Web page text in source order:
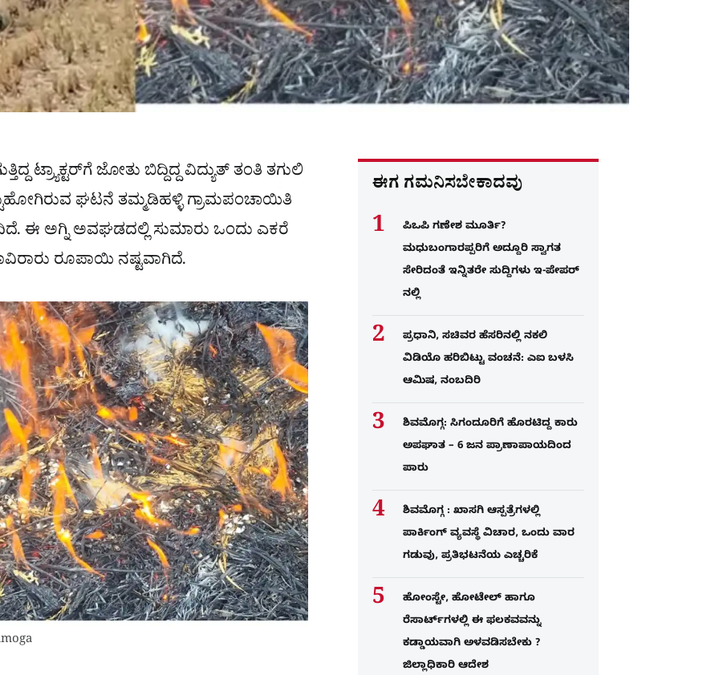
ಟ್ರ್ಯಾಕ್ಟರ್‌ಗೆ ಜೋತು ಬಿದ್ದಿದ್ದ ವಿದ್ಯುತ್ ತಂತಿ ತಗುಲಿ
ಘಟನೆ ತಮ್ಮಡಿಹಳ್ಳಿ ಗ್ರಾಮಪಂಚಾಯಿತಿ
ಈ ಅಗ್ನಿ ಅವಘಡದಲ್ಲಿ ಸುಮಾರು ಒಂದು ಎಕರೆ
ರೂಪಾಯಿ ನಷ್ಟವಾಗಿದೆ.
ಈಗ ಗಮನಿಸಬೇಕಾದವು
ಪಿಒಪಿ ಗಣೇಶ ಮೂರ್ತಿ?
ಮಧುಬಂಗಾರಪ್ಪರಿಗೆ ಅದ್ದೂರಿ ಸ್ವಾಗತ
ಸೇರಿದಂತೆ ಇನ್ನಿತರೇ ಸುದ್ದಿಗಳು ಇ-ಪೇಪರ್​
ನಲ್ಲಿ
ಪ್ರಧಾನಿ, ಸಚಿವರ ಹೆಸರಿನಲ್ಲಿ ನಕಲಿ
ವಿಡಿಯೊ ಹರಿಬಿಟ್ಟು ವಂಚನೆ: ಎಐ ಬಳಸಿ
ಆಮಿಷ, ನಂಬದಿರಿ
ಶಿವಮೊಗ್ಗ: ಸಿಗಂದೂರಿಗೆ ಹೊರಟಿದ್ದ ಕಾರು
ಅಪಘಾತ – 6 ಜನ ಪ್ರಾಣಾಪಾಯದಿಂದ
ಪಾರು
ಶಿವಮೊಗ್ಗ : ಖಾಸಗಿ ಆಸ್ಪತ್ರೆಗಳಲ್ಲಿ
ಪಾರ್ಕಿಂಗ್​ ವ್ಯವಸ್ಥೆ ವಿಚಾರ, ಒಂದು ವಾರ
ಗಡುವು, ಪ್ರತಿಭಟನೆಯ ಎಚ್ಚರಿಕೆ
ಹೋಂಸ್ಟೇ, ಹೋಟೇಲ್ ಹಾಗೂ
ರೆಸಾರ್ಟ್‌ಗಳಲ್ಲಿ ಈ ಫಲಕವವನ್ನು
ಕಡ್ಡಾಯವಾಗಿ ಅಳವಡಿಸಬೇಕು ?
ಜಿಲ್ಲಾಧಿಕಾರಿ ಆದೇಶ